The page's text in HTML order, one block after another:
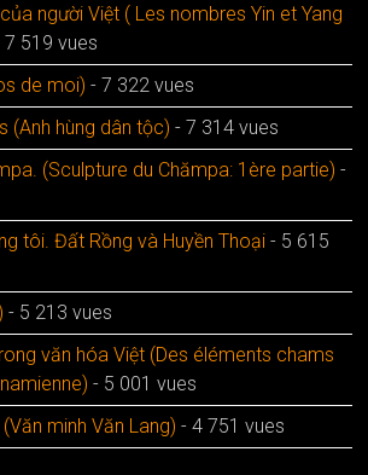
người Việt ( Les nombres Yin et Yang
7 519 vues
de moi) - 7 322 vues
(Anh hùng dân tộc) - 7 314 vues
(Sculpture du Chămpa: 1ère partie) -
tôi. Đất Rồng và Huyền Thoại - 5 615
- 5 213 vues
văn hóa Việt (Des éléments chams
- 5 001 vues
minh Văn Lang) - 4 751 vues